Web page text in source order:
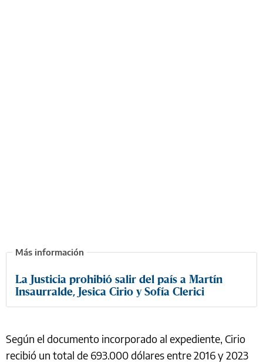
La Justicia prohibió salir del país a Martín
Insaurralde, Jesica Cirio y Sofía Clerici
Según el documento incorporado al expediente, Cirio
recibió un total de 693.000 dólares entre 2016 y 2023